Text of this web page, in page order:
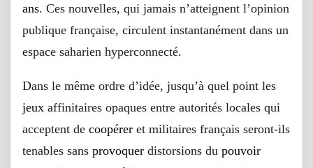
ans. Ces nouvelles, qui jamais n’atteignent l’opinion
publique française, circulent instantanément dans un
espace saharien hyperconnecté.
Dans le même ordre d’idée, jusqu’à quel point les
jeux affinitaires opaques entre autorités locales qui
acceptent de coopérer et militaires français seront-ils
tenables sans provoquer distorsions du pouvoir